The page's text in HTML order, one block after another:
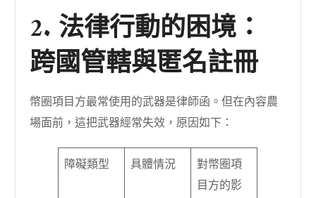
2. 法律行動的困境：
跨國管轄與匿名註冊
幣圈項目方最常使用的武器是律師函。但在內容農
場面前，這把武器經常失效，原因如下：
障礙類型 具體情況
對幣圈項
目方的影